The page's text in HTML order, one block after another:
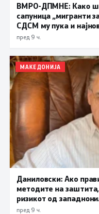
ВМРО-ДПМНЕ: Како
сапуница „мигранти
СДСМ му пука и
прифаќање на
пред 9 ч.
МАКЕДОНИЈА
Даниловски: Ако
методите на
ризикот од
пред 9 ч.